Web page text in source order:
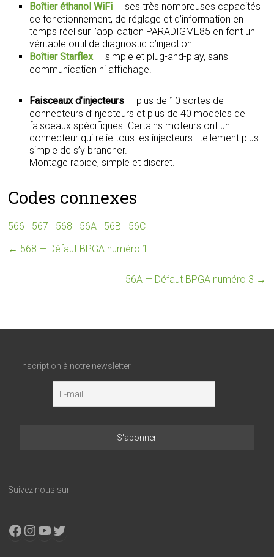
Boîtier éthanol WiFi — ses très nombreuses capacités
de fonctionnement, de réglage et d’information en
temps réel sur l’application PARADIGME85 en font un
véritable outil de diagnostic d’injection.
Boîtier Starflex— simple et plug-and-play, sans
communication ni affichage.
Faisceaux d’injecteurs — plus de 10 sortes de
connecteurs d’injecteurs et plus de 40 modèles de
faisceaux spécifiques. Certains moteurs ont un
connecteur qui relie tous les injecteurs : tellement plus
simple de s’y brancher.
Montage rapide, simple et discret.
Codes connexes
566 · 567 · 568 · 56A · 56B · 56C
← 568 — Défaut BPGA numéro 1
56A — Défaut BPGA numéro 3 →
Inscription à notre newsletter
Suivez nous sur
Facebook
Instagram
YouTube
X